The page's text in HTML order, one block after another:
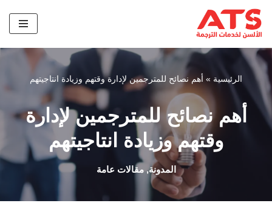
تخطى
إلى
المحتوى
الرئيسية » أهم نصائح للمترجمين لإدارة وقتهم وزيادة انتاجيتهم
أهم نصائح للمترجمين لإدارة
وقتهم وزيادة انتاجيتهم
المدونة,مقالات عامة